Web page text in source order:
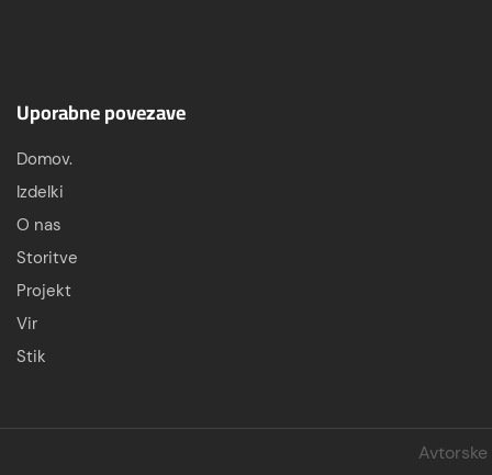
Uporabne povezave
Domov.
Izdelki
O nas
Storitve
Projekt
Vir
Stik